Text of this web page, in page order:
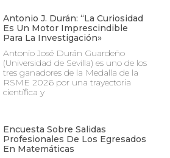
Antonio J. Durán: “La Curiosidad
Es Un Motor Imprescindible
Para La Investigación»
Antonio José Durán Guardeño
(Universidad de Sevilla) es uno de los
tres ganadores de la Medalla de la
RSME 2026 por una trayectoria
científica y
Encuesta Sobre Salidas
Profesionales De Los Egresados
En Matemáticas